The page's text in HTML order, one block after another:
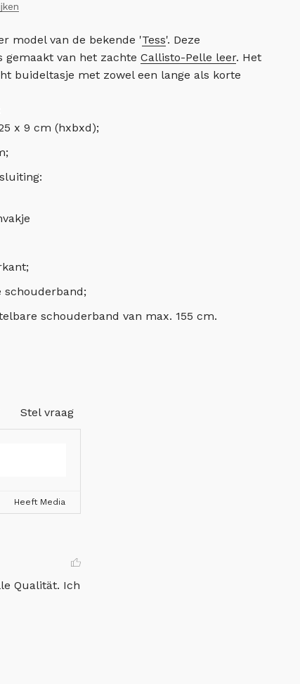
model van de bekende 'Tess'. Deze
gemaakt van het zachte Callisto-Pelle leer. Het
buideltasje met zowel een lange als korte
x 9 cm (hxbxd);
schouderband;
schouderband van max. 155 cm.
Stel vraag
Heeft Media
Qualität. Ich